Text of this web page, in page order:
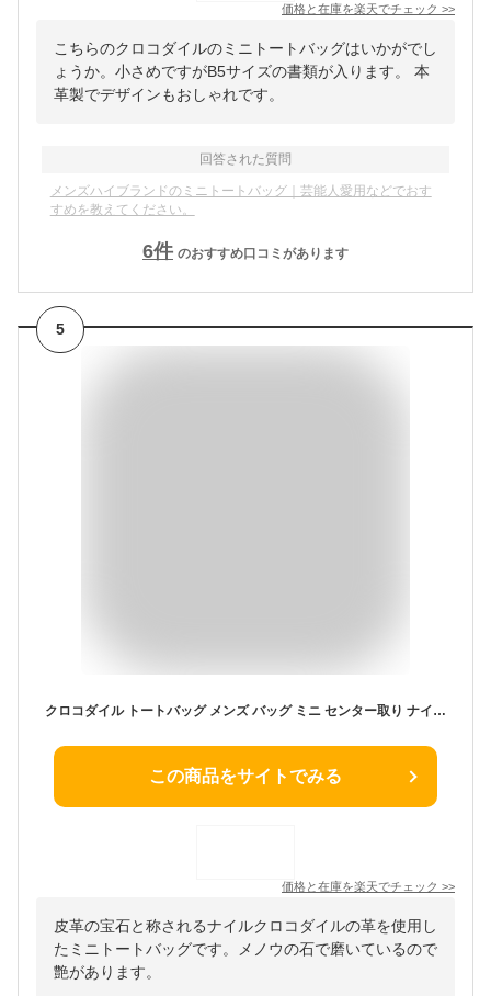
価格と在庫を楽天でチェック >>
こちらのクロコダイルのミニトートバッグはいかがでし
ょうか。小さめですがB5サイズの書類が入ります。 本
革製でデザインもおしゃれです。
回答された質問
メンズハイブランドのミニトートバッグ｜芸能人愛用などでおす
すめを教えてください。
6件 のおすすめ口コミがあります
5
クロコダイル トートバッグ メンズ バッグ ミニ センター取り ナイルクロコダイル ミニトートバッグ 小さめ ユニセックス ビジネスバッグ 通勤バッグ 本革 鰐革 B5 サイズ 保証書 プレゼント クリスマス ギフト 4FA (06001854-mens-1r)
この商品をサイトでみる
価格と在庫を楽天でチェック >>
皮革の宝石と称されるナイルクロコダイルの革を使用し
たミニトートバッグです。メノウの石で磨いているので
艶があります。